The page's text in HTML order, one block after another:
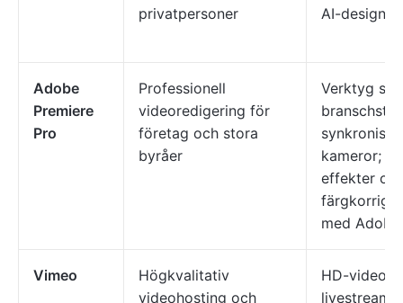
privatpersoner
AI-
Adobe
Premiere
Pro
Professionell
videoredigering för
företag och stora
byråer
Verktyg
kameror;
effekter
med
Vimeo
Högkvalitativ
videohosting och
HD-